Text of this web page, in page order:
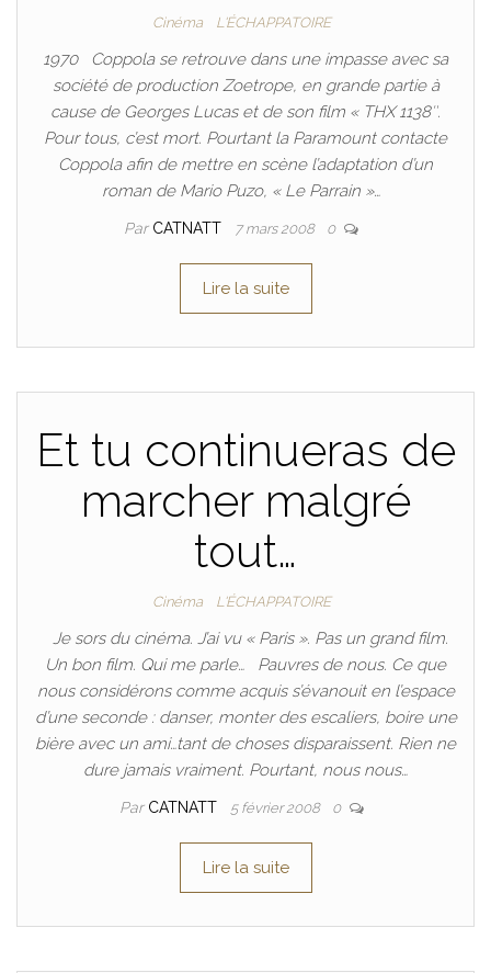
Cinéma L'ÉCHAPPATOIRE
1970 Coppola se retrouve dans une impasse avec sa
société de production Zoetrope, en grande partie à
cause de Georges Lucas et de son film « THX 1138″.
Pour tous, c’est mort. Pourtant la Paramount contacte
Coppola afin de mettre en scène l’adaptation d’un
roman de Mario Puzo, « Le Parrain »…
Par CATNATT 7 mars 2008 0
Lire la suite
Et tu continueras de
marcher malgré
tout…
Cinéma L'ÉCHAPPATOIRE
Je sors du cinéma. J’ai vu « Paris ». Pas un grand film.
Un bon film. Qui me parle… Pauvres de nous. Ce que
nous considérons comme acquis s’évanouit en l’espace
d’une seconde : danser, monter des escaliers, boire une
bière avec un ami…tant de choses disparaissent. Rien ne
dure jamais vraiment. Pourtant, nous nous…
Par CATNATT 5 février 2008 0
Lire la suite